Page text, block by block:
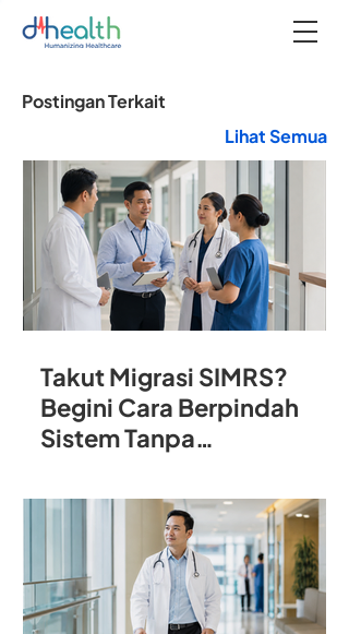
Postingan Terkait
Lihat Semua
Takut Migrasi SIMRS?
Begini Cara Berpindah
Sistem Tanpa
Rumah Sakit